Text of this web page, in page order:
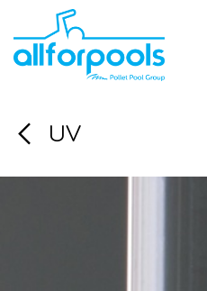
Se rendre au contenu
UV